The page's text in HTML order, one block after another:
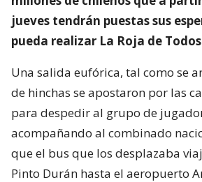
jueves tendrán puestas sus
pueda realizar La Roja de
Una salida eufórica, tal como se
de hinchas se apostaron por las
para despedir al grupo de
acompañando al combinado
que el bus que los desplazaba
Pinto Durán hasta el aeropuerto